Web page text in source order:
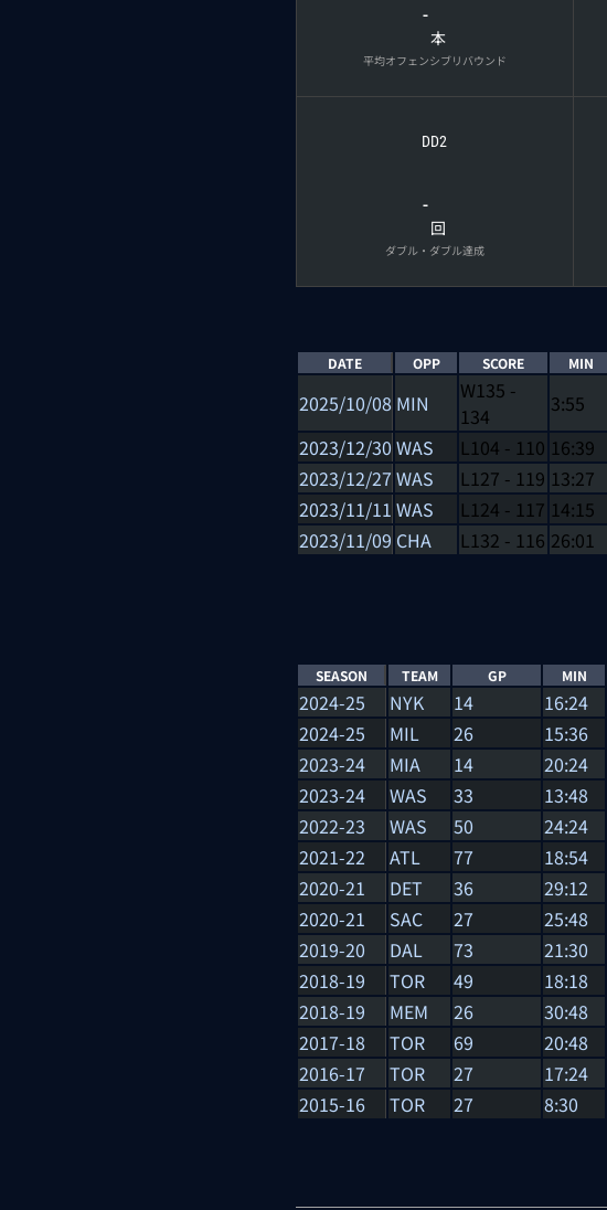
-
本
平均オフェンシブリバウンド
DD2
-
回
ダブル・ダブル達成
DATE OPP SCORE MIN
2025/10/08 MIN W135 -
134
3:55
2023/12/30 WAS L 104 - 110 16:39
2023/12/27 WAS L 127 - 119 13:27
2023/11/11 WAS L 124 - 117 14:15
2023/11/09 CHA L 132 - 116 26:01
SEASON TEAM GP MIN
2024-25 NYK 14 16:24
2024-25
MIL 26 15:36
2023-24
MIA 14 20:24
2023-24
WAS 33 13:48
2022-23
WAS 50 24:24
2021-22
ATL 77 18:54
2020-21
DET 36 29:12
2020-21
SAC 27 25:48
2019-20
DAL 73 21:30
2018-19
TOR 49 18:18
2018-19
MEM 26 30:48
2017-18
TOR 69 20:48
2016-17
TOR 27 17:24
2015-16
TOR 27 8:30